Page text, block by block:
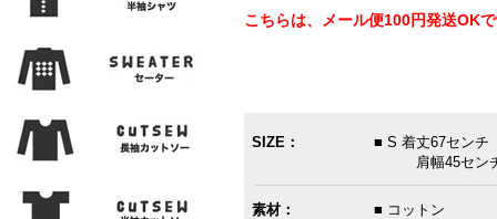
こちらは、メール便100円発送OK
SIZE：
■ S 着丈67セン
肩幅45センチ
素材： ■ コットン